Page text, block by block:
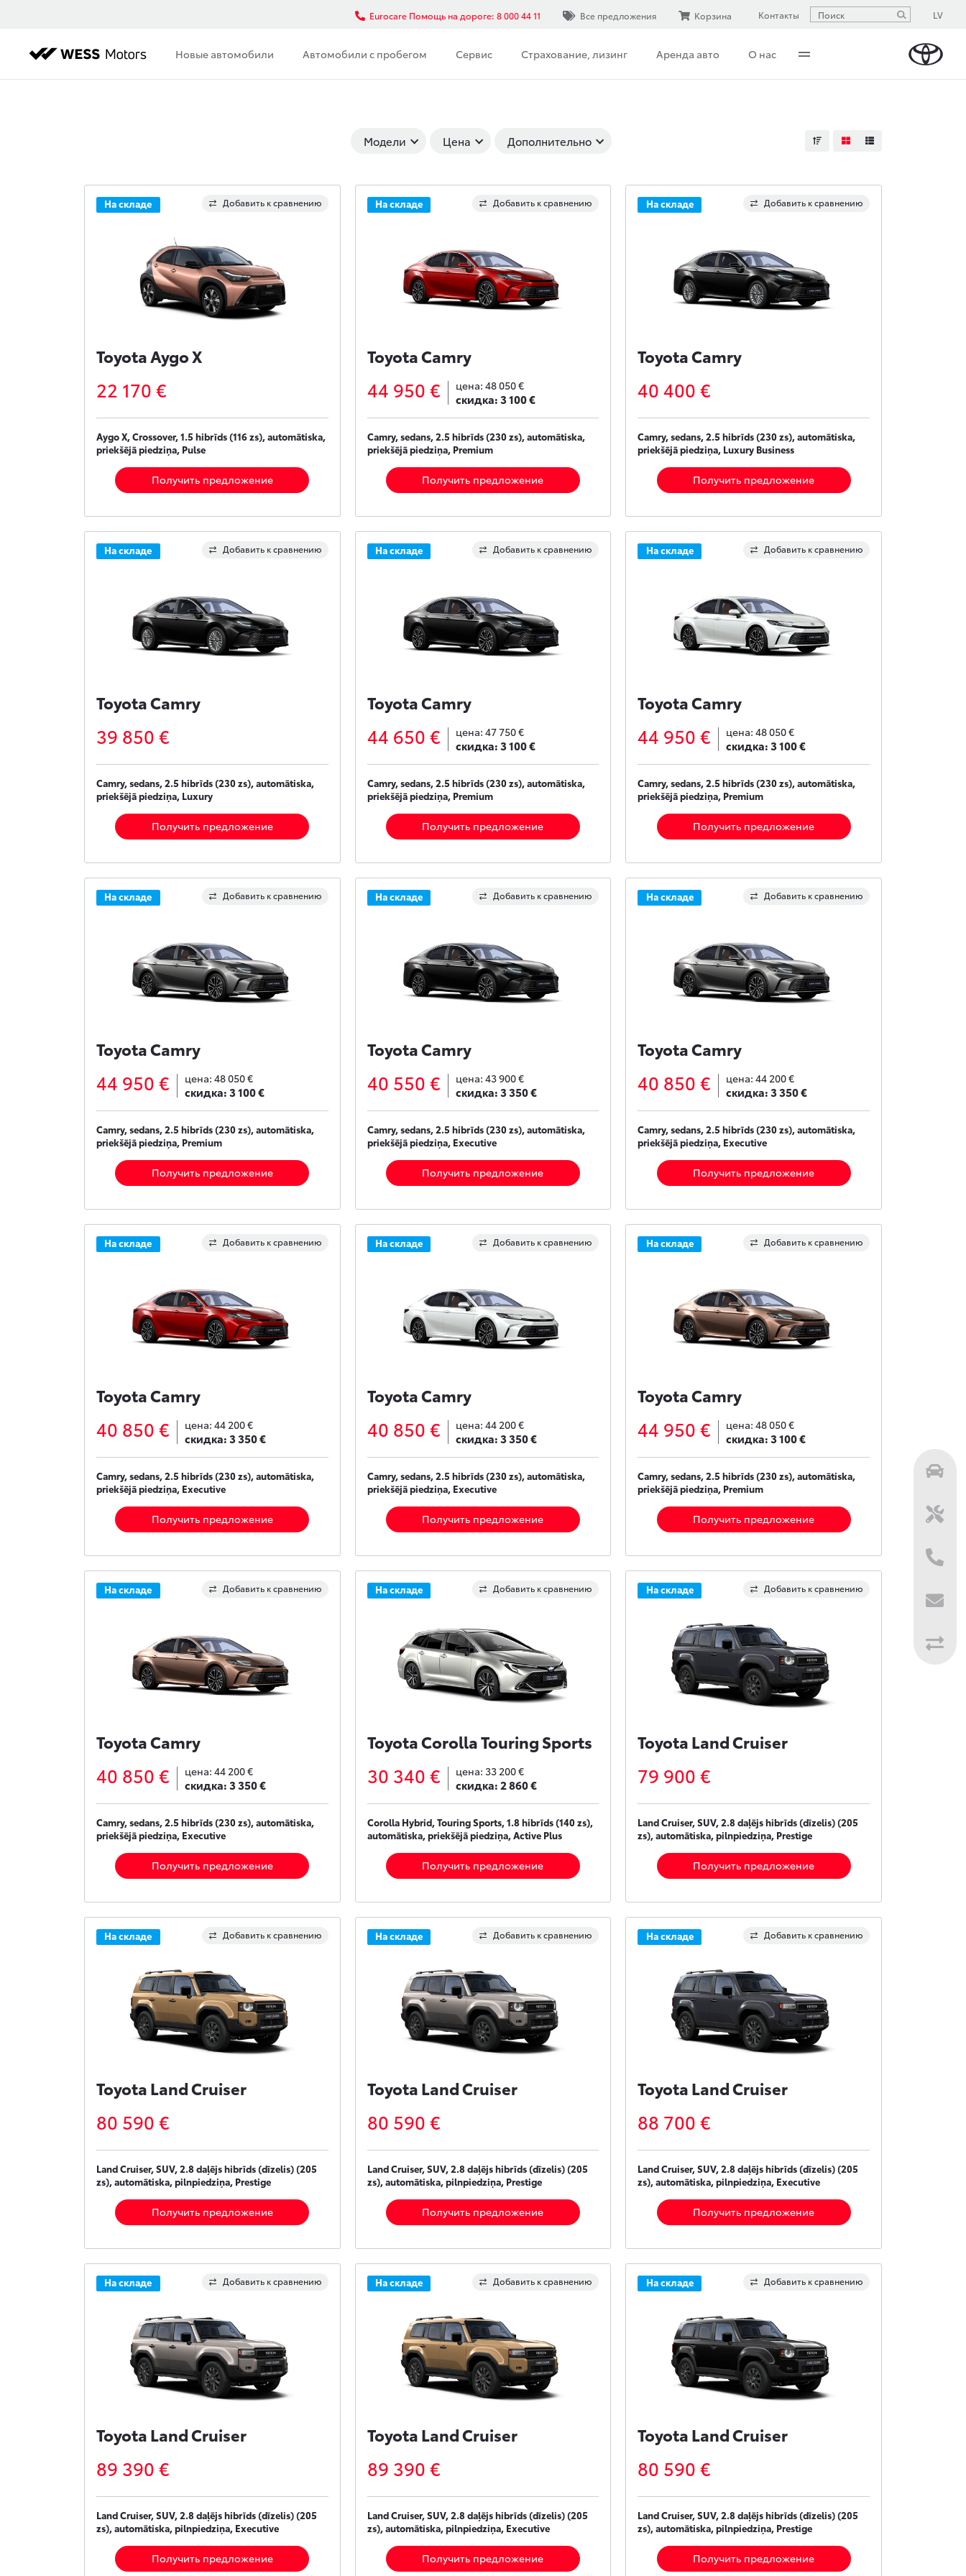
Новые автомобили Автомобили с пробегом Сервис Страхование, лизинг Аренда авто О нас
Eurocare Помощь на дороге: 8 000 44 11 Все предложения Корзина Контакты LV
Модели Цена Дополнительно
Добавить к сравнению
На складе
Toyota Aygo X
22 170 €
Aygo X, Crossover, 1.5 hibrīds (116 zs), automātiska,
priekšējā piedziņa, Pulse
Получить предложение
Добавить к сравнению
На складе
Toyota Camry
44 950 € цена: 48 050 €
скидка:3 100 €
Camry, sedans, 2.5 hibrīds (230 zs), automātiska,
priekšējā piedziņa, Premium
Получить предложение
Добавить к сравнению
На складе
Toyota Camry
40 400 €
Camry, sedans, 2.5 hibrīds (230 zs), automātiska,
priekšējā piedziņa, Luxury Business
Получить предложение
Добавить к сравнению
На складе
Toyota Camry
39 850 €
Camry, sedans, 2.5 hibrīds (230 zs), automātiska,
priekšējā piedziņa, Luxury
Получить предложение
Добавить к сравнению
На складе
Toyota Camry
44 650 € цена: 47 750 €
скидка:3 100 €
Camry, sedans, 2.5 hibrīds (230 zs), automātiska,
priekšējā piedziņa, Premium
Получить предложение
Добавить к сравнению
На складе
Toyota Camry
44 950 € цена: 48 050 €
скидка:3 100 €
Camry, sedans, 2.5 hibrīds (230 zs), automātiska,
priekšējā piedziņa, Premium
Получить предложение
Добавить к сравнению
На складе
Toyota Camry
44 950 € цена: 48 050 €
скидка:3 100 €
Camry, sedans, 2.5 hibrīds (230 zs), automātiska,
priekšējā piedziņa, Premium
Получить предложение
Добавить к сравнению
На складе
Toyota Camry
40 550 € цена: 43 900 €
скидка:3 350 €
Camry, sedans, 2.5 hibrīds (230 zs), automātiska,
priekšējā piedziņa, Executive
Получить предложение
Добавить к сравнению
На складе
Toyota Camry
40 850 € цена: 44 200 €
скидка:3 350 €
Camry, sedans, 2.5 hibrīds (230 zs), automātiska,
priekšējā piedziņa, Executive
Получить предложение
Добавить к сравнению
На складе
Toyota Camry
40 850 € цена: 44 200 €
скидка:3 350 €
Camry, sedans, 2.5 hibrīds (230 zs), automātiska,
priekšējā piedziņa, Executive
Получить предложение
Добавить к сравнению
На складе
Toyota Camry
40 850 € цена: 44 200 €
скидка:3 350 €
Camry, sedans, 2.5 hibrīds (230 zs), automātiska,
priekšējā piedziņa, Executive
Получить предложение
Добавить к сравнению
На складе
Toyota Camry
44 950 € цена: 48 050 €
скидка:3 100 €
Camry, sedans, 2.5 hibrīds (230 zs), automātiska,
priekšējā piedziņa, Premium
Получить предложение
Добавить к сравнению
На складе
Toyota Camry
40 850 € цена: 44 200 €
скидка:3 350 €
Camry, sedans, 2.5 hibrīds (230 zs), automātiska,
priekšējā piedziņa, Executive
Получить предложение
Добавить к сравнению
На складе
Toyota Corolla Touring Sports
30 340 € цена: 33 200 €
скидка:2 860 €
Corolla Hybrid, Touring Sports, 1.8 hibrīds (140 zs),
automātiska, priekšējā piedziņa, Active Plus
Получить предложение
Добавить к сравнению
На складе
Toyota Land Cruiser
79 900 €
Land Cruiser, SUV, 2.8 daļējs hibrīds (dīzelis) (205
zs), automātiska, pilnpiedziņa, Prestige
Получить предложение
Добавить к сравнению
На складе
Toyota Land Cruiser
80 590 €
Land Cruiser, SUV, 2.8 daļējs hibrīds (dīzelis) (205
zs), automātiska, pilnpiedziņa, Prestige
Получить предложение
Добавить к сравнению
На складе
Toyota Land Cruiser
80 590 €
Land Cruiser, SUV, 2.8 daļējs hibrīds (dīzelis) (205
zs), automātiska, pilnpiedziņa, Prestige
Получить предложение
Добавить к сравнению
На складе
Toyota Land Cruiser
88 700 €
Land Cruiser, SUV, 2.8 daļējs hibrīds (dīzelis) (205
zs), automātiska, pilnpiedziņa, Executive
Получить предложение
Добавить к сравнению
На складе
Toyota Land Cruiser
89 390 €
Land Cruiser, SUV, 2.8 daļējs hibrīds (dīzelis) (205
zs), automātiska, pilnpiedziņa, Executive
Получить предложение
Добавить к сравнению
На складе
Toyota Land Cruiser
89 390 €
Land Cruiser, SUV, 2.8 daļējs hibrīds (dīzelis) (205
zs), automātiska, pilnpiedziņa, Executive
Получить предложение
Добавить к сравнению
На складе
Toyota Land Cruiser
80 590 €
Land Cruiser, SUV, 2.8 daļējs hibrīds (dīzelis) (205
zs), automātiska, pilnpiedziņa, Prestige
Получить предложение